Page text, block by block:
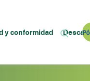
y conformidad